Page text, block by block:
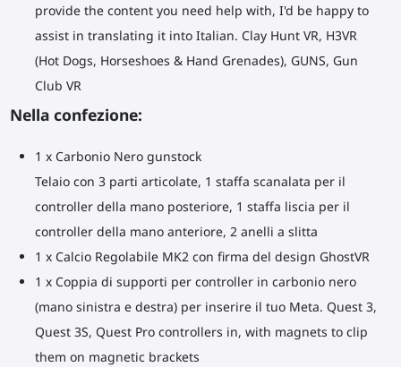
provide the content you need help with, I'd be happy to
assist in translating it into Italian. Clay Hunt VR, H3VR
(Hot Dogs, Horseshoes & Hand Grenades), GUNS, Gun
Club VR
Nella confezione:
1 x Carbonio Nero gunstock
Telaio con 3 parti articolate, 1 staffa scanalata per il
controller della mano posteriore, 1 staffa liscia per il
controller della mano anteriore, 2 anelli a slitta
1 x Calcio Regolabile MK2 con firma del design GhostVR
1 x Coppia di supporti per controller in carbonio nero
(mano sinistra e destra) per inserire il tuo Meta. Quest 3,
Quest 3S, Quest Pro controllers in, with magnets to clip
them on magnetic brackets